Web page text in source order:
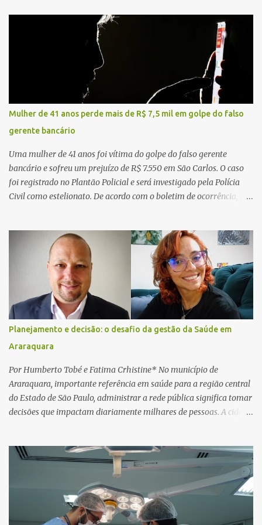
Mulher de 41 anos perde mais de R$ 7,5 mil em golpe do falso
gerente bancário
Uma mulher de 41 anos foi vítima do golpe do falso gerente
bancário e sofreu um prejuízo de R$ 7.550 em São Carlos. O caso
foi registrado no Plantão Policial e será investigado pela Polícia
Civil como estelionato. De acordo com o boletim de ocorrência, a
suspeito alegou que seria necessário atualizar o cadastro da conta
e passou a orientar a vítima sobre os procedimentos que deveriam
ser realizados. Dias depois, o golpista enviou um documento em
PDF simulando uma comunicação oficial da instituição financeira.
Na sequência, entrou em contato por telefone e encaminhou um
link, orientando a vítima a acessá-lo pelo computador para
concluir a suposta atualização cadastral. Após realizar o
procedimento, a conta bancária ficou bloqueada por algumas
horas. Sem conseguir acessar o sistema, a vítima tentou
novamente contato com o suposto gerente, mas não obteve
resposta. Na segunda-fe...
Planejamento e decisão: o desafio da gestão da Saúde em
Araraquara
Por Humberto Tobé e Fatima Crhistine* No município de
Araraquara, importante referência em saúde para a região central
do Estado de São Paulo, administrar a rede pública significa tomar
decisões que impactam diariamente milhares de pessoas. A cidade
município, mas também de diversas cidades do entorno,
ampliando significativamente a responsabilidade da gestão sobre
o Sistema Único de Saúde (SUS). Nos últimos anos, o Governo
Federal tem ampliado investimentos destinados ao fortalecimento
da atenção básica, da infraestrutura hospitalar e da